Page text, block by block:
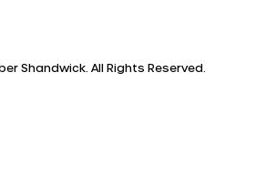
Shandwick. All Rights Reserved.